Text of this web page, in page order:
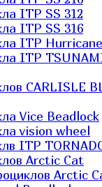
ITP SS 312
ITP SS 316
ITP Hurricane
ITP
CARLISLE
Vice Beadlock
vision wheel
ITP
Arctic Cat
Arctic